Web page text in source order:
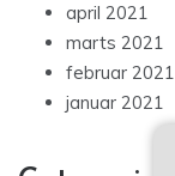
april 2021
marts 2021
februar 2021
januar 2021